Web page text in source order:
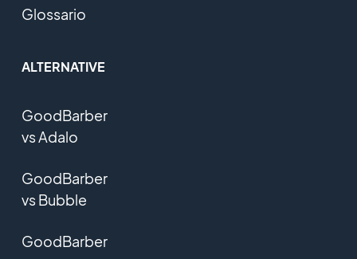
Glossario
ALTERNATIVE
GoodBarber
vs Adalo
GoodBarber
vs Bubble
GoodBarber